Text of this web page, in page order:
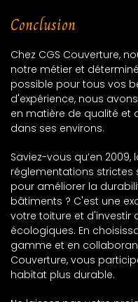
Conclusion
Chez CGS Couverture,
notre métier et
possible pour tous vos
d'expérience, nous
en matière de qualité et
dans ses environs.
Saviez-vous qu’en
réglementations strictes
pour améliorer la
bâtiments ? C'est une
votre toiture et d'investir
écologiques. En
gamme et en
Couverture, vous
habitat plus durable.